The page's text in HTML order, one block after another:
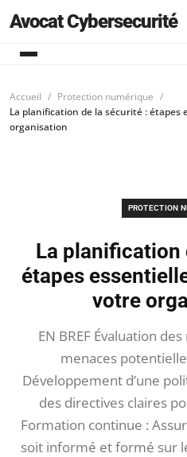
Avocat Cybersecurité
Accueil
Protection numérique
La planification de la sécurité :
organisation
PROTECTION
La planification
étapes
votre
EN BREF Évaluation
menaces
Développement d’une
des directives claires
Formation continue :
soit informé et formé sur